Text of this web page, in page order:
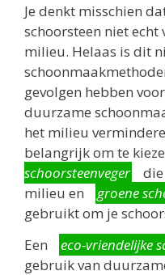
Je denkt misschien
schoorsteen niet
milieu. Helaas is dit
gevolgen hebben
duurzame
het milieu
belangrijk om te
schoorsteenveger
milieu en
groene
gebruikt om je
Een
eco-vriendelijke
gebruik van